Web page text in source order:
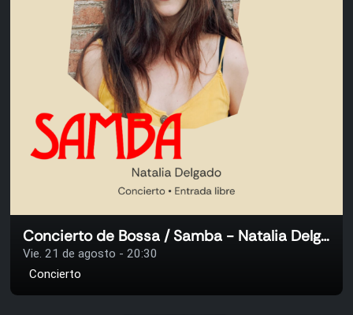
Concierto de Bossa / Samba - Natalia Delgado
Vie. 21 de agosto - 20:30
Concierto